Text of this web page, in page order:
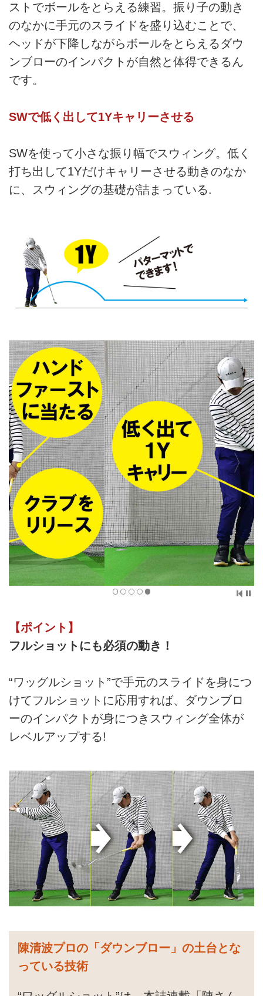
ストでボールをとらえる練習。振り子の動き
のなかに手元のスライドを盛り込むことで、
ヘッドが下降しながらボールをとらえるダウ
ンブローのインパクトが自然と体得できるん
です。
SWで低く出して1Yキャリーさせる
SWを使って小さな振り幅でスウィング。低く
打ち出して1Yだけキャリーさせる動きのなか
に、スウィングの基礎が詰まっている.
【ポイント】
フルショットにも必須の動き！
“ワッグルショット”で手元のスライドを身につ
けてフルショットに応用すれば、ダウンブロ
ーのインパクトが身につきスウィング全体が
レベルアップする!
陳清波プロの「ダウンブロー」の土台とな
っている技術